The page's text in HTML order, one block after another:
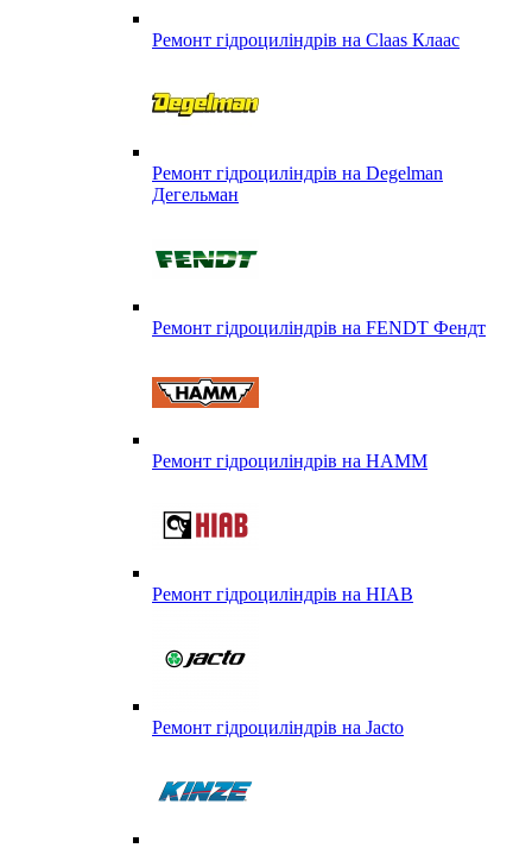
Ремонт гідроциліндрів на Claas Клаас
Ремонт гідроциліндрів на Degelman
Дегельман
Ремонт гідроциліндрів на FENDT Фендт
Ремонт гідроциліндрів на HAMM
Ремонт гідроциліндрів на HIAB
Ремонт гідроциліндрів на Jacto